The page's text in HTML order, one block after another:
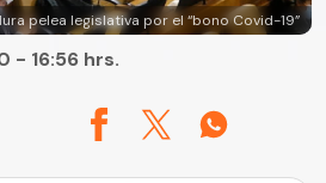
pelea legislativa por el “bono Covid-19”
- 16:56 hrs.